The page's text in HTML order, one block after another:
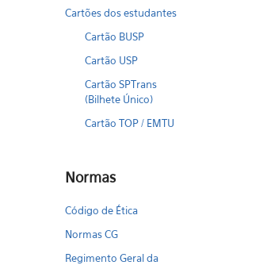
Cartões dos estudantes
Cartão BUSP
Cartão USP
Cartão SPTrans
(Bilhete Único)
Cartão TOP / EMTU
Normas
Código de Ética
Normas CG
Regimento Geral da